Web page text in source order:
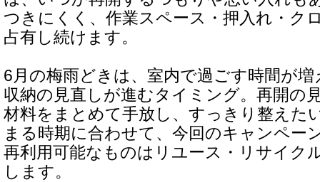
つきにくく、作業スペース・押入れ・ク
占有し続けます。
6月の梅雨どきは、室内で過ごす時間が
収納の見直しが進むタイミング。再開の
材料をまとめて手放し、すっきり整えた
まる時期に合わせて、今回のキャンペー
再利用可能なものはリユース・リサイク
します。